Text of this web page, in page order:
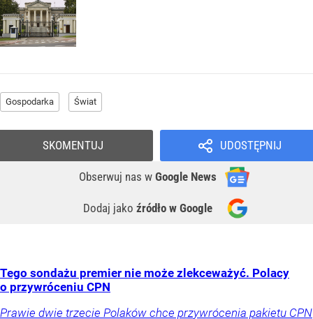
Gospodarka Świat
UDOSTĘPNIJ
Obserwuj nas w Google News
Dodaj jako źródło w Google
SKOMENTUJ
Tego sondażu premier nie może zlekceważyć. Polacy
o przywróceniu CPN
Prawie dwie trzecie Polaków chce przywrócenia pakietu CPN